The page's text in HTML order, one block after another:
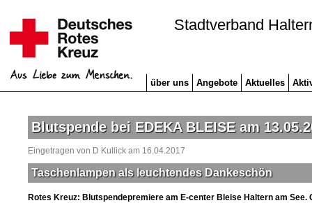
Stadtverband
über uns Angebote Aktuelles
Blutspende bei EDEKA BLEISE am
Eingetragen von D Kullick am 16.04.2017
Taschenlampen als leuchtendes Dankeschön
Rotes Kreuz: Blutspendepremiere am E-center Bleise Haltern am